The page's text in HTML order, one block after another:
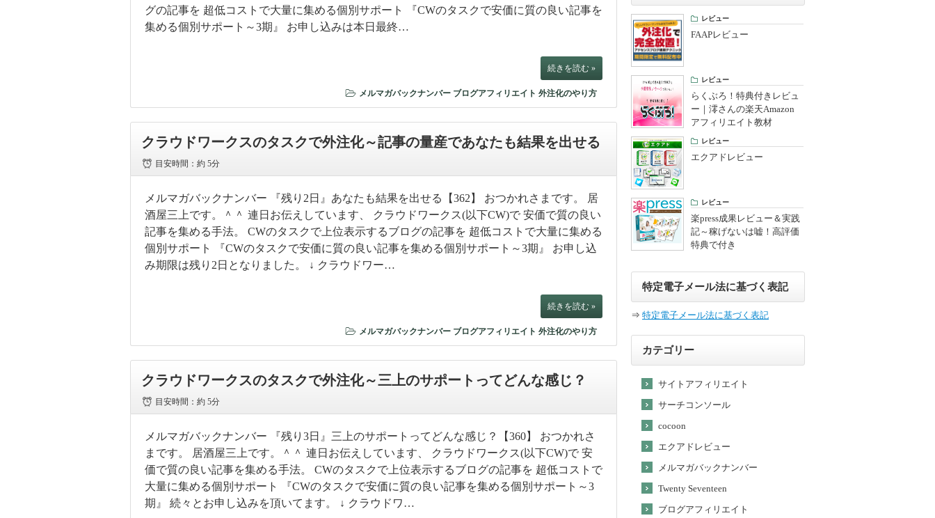
グの記事を 超低コストで大量に集める個別サポート 『CWのタスクで安価に質の良い記事を
集める個別サポート～3期』 お申し込みは本日最終…
続きを読む »
メルマガバックナンバー ブログアフィリエイト 外注化のやり方
クラウドワークスのタスクで外注化～記事の量産であなたも結果を出せる
目安時間：約 5分
メルマガバックナンバー 『残り2日』あなたも結果を出せる【362】 おつかれさまです。 居
酒屋三上です。＾＾ 連日お伝えしています、 クラウドワークス(以下CW)で 安価で質の良い
記事を集める手法。 CWのタスクで上位表示するブログの記事を 超低コストで大量に集める
個別サポート 『CWのタスクで安価に質の良い記事を集める個別サポート～3期』 お申し込
み期限は残り2日となりました。 ↓ クラウドワー…
続きを読む »
メルマガバックナンバー ブログアフィリエイト 外注化のやり方
クラウドワークスのタスクで外注化～三上のサポートってどんな感じ？
目安時間：約 5分
メルマガバックナンバー 『残り3日』三上のサポートってどんな感じ？【360】 おつかれさ
まです。 居酒屋三上です。＾＾ 連日お伝えしています、 クラウドワークス(以下CW)で 安
価で質の良い記事を集める手法。 CWのタスクで上位表示するブログの記事を 超低コストで
大量に集める個別サポート 『CWのタスクで安価に質の良い記事を集める個別サポート～3
期』 続々とお申し込みを頂いてます。 ↓ クラウドワ…
レビュー
FAAPレビュー
レビュー
らくぶろ！特典付きレビュ
ー｜澪さんの楽天Amazon
アフィリエイト教材
レビュー
エクアドレビュー
レビュー
楽press成果レビュー＆実践
記～稼げないは嘘！高評価
特典で付き
特定電子メール法に基づく表記
⇒ 特定電子メール法に基づく表記
カテゴリー
サイトアフィリエイト
サーチコンソール
cocoon
エクアドレビュー
メルマガバックナンバー
Twenty Seventeen
ブログアフィリエイト